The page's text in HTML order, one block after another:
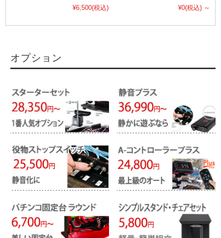
¥6,500(税込)
¥0(税込) ～
オプション